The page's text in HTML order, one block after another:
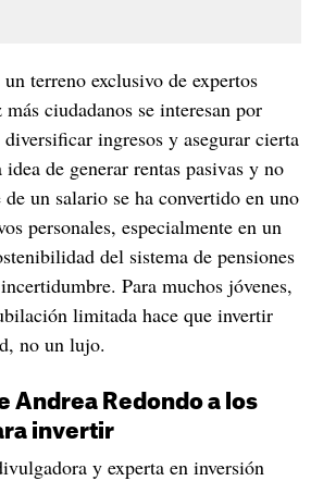
terreno exclusivo de expertos
ciudadanos se interesan por
ingresos y asegurar cierta
de generar rentas pasivas y no
un salario se ha convertido en uno
personales, especialmente en un
del sistema de pensiones
Para muchos jóvenes,
limitada hace que invertir
no un lujo.
Andrea Redondo a los
invertir
y experta en inversión